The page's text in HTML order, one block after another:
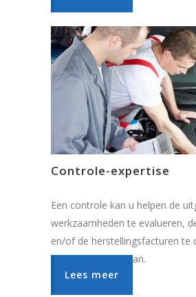
Controle-expertise
Een controle kan u helpen de
werkzaamheden te evalueren,
en/of de herstellingsfacturen te
op de juistheid ervan.
Lees meer